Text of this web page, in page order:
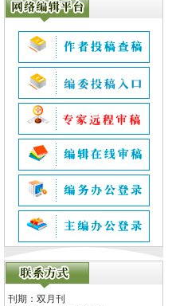
刊期：双月刊